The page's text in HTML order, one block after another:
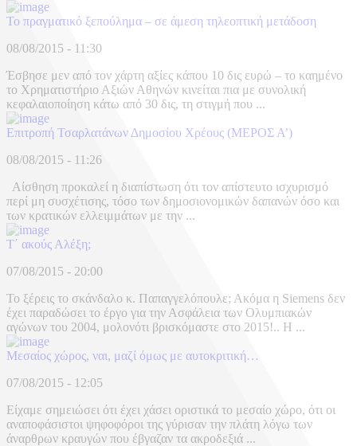
Το πραγματικό ξεπούλημα – σε άμεση τηλεοπτική μετάδοση
08/08/2015 - 11:30
Έσβησε μεν από τον χάρτη αξίες κάπου 10 δις ευρώ – το καημένο
το Χρηματιστήριο Αξιών Αθηνών κινείται πια με συνολική
κεφαλαιοποίηση κάτω από 30 δις, τη στιγμή που ...
Επιτροπή Τσαρλατάνων Δημοσίου Χρέους (ΜΕΡΟΣ Α’)
08/08/2015 - 11:26
Αίσθηση προκαλεί η διαπίστωση ότι τον απίστευτο ισχυρισμό
περί μη συσχέτισης, τόσο των δημοσιονομικών δαπανών όσο και
των κρατικών ελλειμμάτων με την ...
T΄ ακούς Αλέξη;
07/08/2015 - 20:00
Το ξέρεις το σκάνδαλο κ. Παπαγγελόπουλε; Ακόμα η Siemens δεν
έχει παραδώσει το έργο για την Ασφάλεια των Ολυμπιακών
αγώνων του 2004, μολονότι βρισκόμαστε στο 2015!.. Η ...
Μεσαίος χώρος, ναι, μαζί όμως με αυτοκριτική…
07/08/2015 - 12:05
Είχαμε σημειώσει ότι έχει χάσει οριστικά το μεσαίο χώρο, ότι οι
αναποφάσιστοι ψηφοφόροι της γύρισαν την πλάτη λόγω των
άναρθρων κραυγών που έβγαζαν τα ακροδεξιά ...